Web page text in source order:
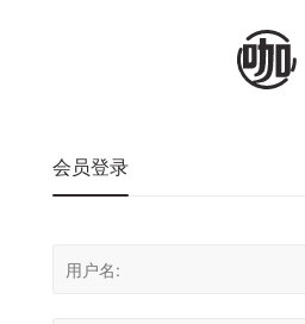
会员登录